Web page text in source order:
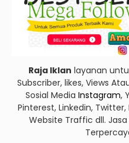
Raja Iklan layanan
Subscriber, likes, Views
Sosial Media Instagram,
Pinterest, Linkedin,
Website Traffic dll.